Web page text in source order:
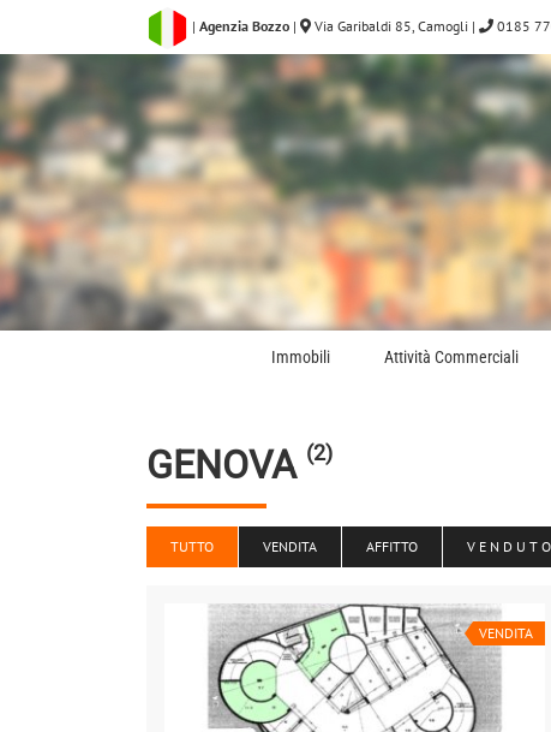
contenuto
| Agenzia Bozzo | Via Garibaldi 85, Camogli | 0185
Immobili Attività Commerciali
GENOVA (2)
TUTTO VENDITA AFFITTO V E N D U T O
VENDITA